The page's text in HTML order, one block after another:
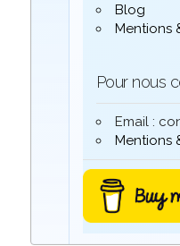
Blog
Mentions
Pour nous
Email :
Mentions